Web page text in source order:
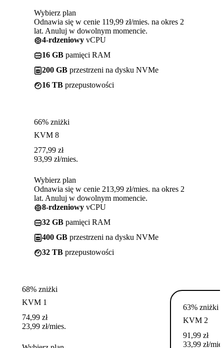
Wybierz plan
Odnawia się w cenie 119,99 zł/mies. na okres 2
lat. Anuluj w dowolnym momencie.
4-rdzeniowy vCPU
16 GB pamięci RAM
200 GB przestrzeni na dysku NVMe
16 TB przepustowości
66% zniżki
KVM 8
277,99 zł
93,99 zł/mies.
Wybierz plan
Odnawia się w cenie 213,99 zł/mies. na okres 2
lat. Anuluj w dowolnym momencie.
8-rdzeniowy vCPU
32 GB pamięci RAM
400 GB przestrzeni na dysku NVMe
32 TB przepustowości
68% zniżki
KVM 1
74,99 zł
23,99 zł/mies.
63% zniżki
KVM 2
91,99 zł
33,99 zł/